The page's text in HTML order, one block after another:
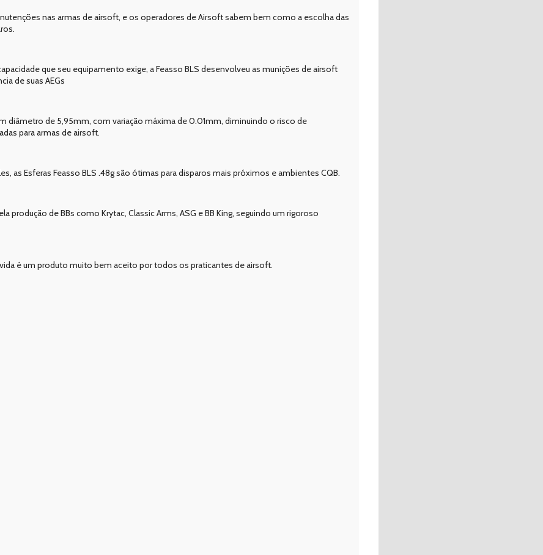
nas armas de airsoft, e os operadores de Airsoft sabem bem como a escolha das
que seu equipamento exige, a Feasso BLS desenvolveu as munições de airsoft
de suas AEGs
diâmetro de 5,95mm, com variação máxima de 0.01mm, diminuindo o risco de
para armas de airsoft.
as Esferas Feasso BLS .48g são ótimas para disparos mais próximos e ambientes CQB.
produção de BBs como Krytac, Classic Arms, ASG e BB King, seguindo um rigoroso
é um produto muito bem aceito por todos os praticantes de airsoft.